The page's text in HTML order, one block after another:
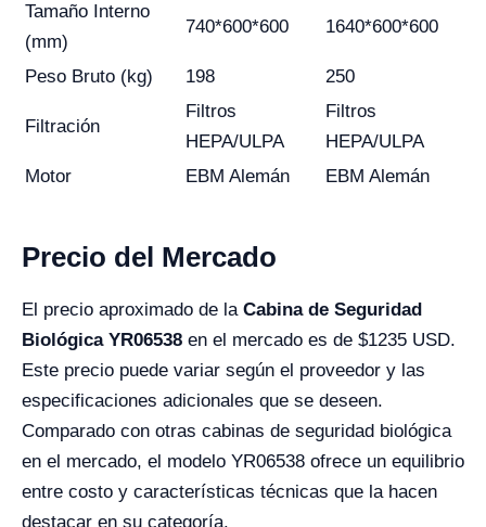
Tamaño Interno
(mm)
740*600*600 1640*600*600
Peso Bruto (kg) 198 250
Filtración
Filtros
HEPA/ULPA
Filtros
HEPA/ULPA
Motor
EBM Alemán EBM Alemán
Precio del Mercado
El precio aproximado de la Cabina de Seguridad
Biológica YR06538 en el mercado es de $1235 USD.
Este precio puede variar según el proveedor y las
especificaciones adicionales que se deseen.
Comparado con otras cabinas de seguridad biológica
en el mercado, el modelo YR06538 ofrece un equilibrio
entre costo y características técnicas que la hacen
destacar en su categoría.